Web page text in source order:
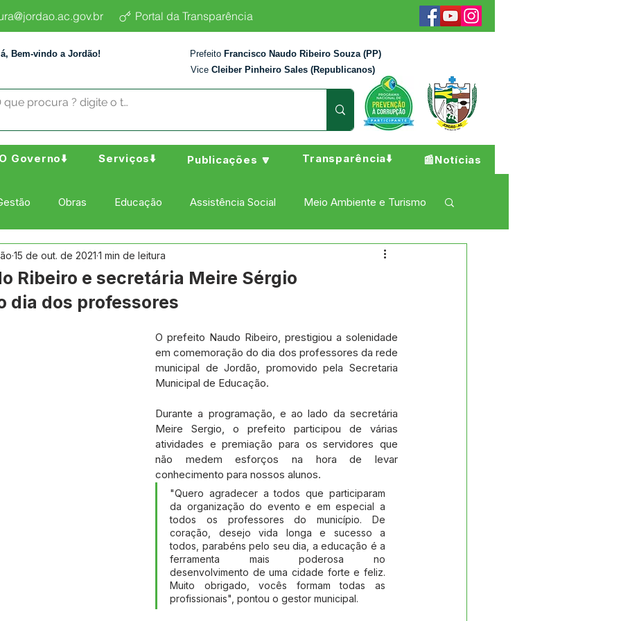
Portal da Transparência
Bem-vindo a Jordão! Prefeito Francisco Naudo Ribeiro Souza (PP)
Vice Cleiber Pinheiro Sales (Republicanos)
O Governo⬇️ Serviços⬇️ Publicações 🔽 Transparência⬇️ 📰Notícias
Obras Educação Assistência Social Meio Ambiente e Turismo
Esporte e Lazer Administração e Finanças Campanhas
e Emendas Defesa Civil
Dengue e Malária Concurso No gabinete
Sessão itinerante Aviso Saneamento Planejamento
Ribeiro e secretária Meire Sérgio
dia dos professores
15 de out. de 2021 1 min de leitura
O prefeito Naudo Ribeiro, prestigiou a solenidade
em comemoração do dia dos professores da rede
municipal de Jordão, promovido pela Secretaria
Municipal de Educação.
Durante a programação, e ao lado da secretária
Meire Sergio, o prefeito participou de várias
atividades e premiação para os servidores que
não medem esforços na hora de levar
conhecimento para nossos alunos.
"Quero agradecer a todos que participaram
da organização do evento e em especial a
todos os professores do município. De
coração, desejo vida longa e sucesso a
todos, parabéns pelo seu dia, a educação é a
ferramenta mais poderosa no
desenvolvimento de uma cidade forte e feliz.
Muito obrigado, vocês formam todas as
profissionais", pontou o gestor municipal.